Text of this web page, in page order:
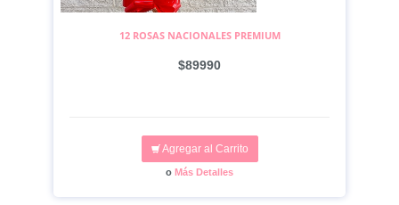
12 ROSAS NACIONALES PREMIUM
$89990
Agregar al Carrito
o Más Detalles